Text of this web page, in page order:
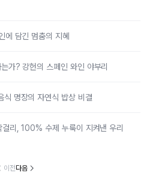
에 담긴 멈춤의 지혜
가? 강헌의 스페인 와인 야부리
명장의 자연식 밥상 비결
리, 100% 수제 누룩이 지켜낸 우리
이전다음